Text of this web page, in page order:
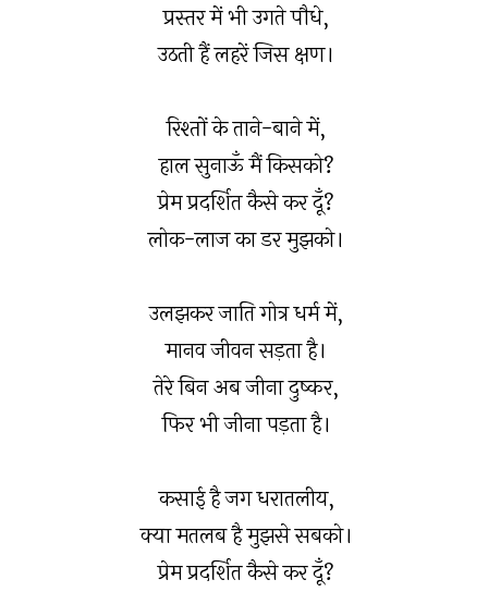
प्रस्तर में भी उगते पौधे,
उठती हैं लहरें जिस क्षण।
रिश्तों के ताने-बाने में,
हाल सुनाऊँ मैं किसको?
प्रेम प्रदर्शित कैसे कर दूँ?
लोक-लाज का डर मुझको।
उलझकर जाति गोत्र धर्म में,
मानव जीवन सड़ता है।
तेरे बिन अब जीना दुष्कर,
फिर भी जीना पड़ता है।
कसाई है जग धरातलीय,
क्या मतलब है मुझसे सबको।
प्रेम प्रदर्शित कैसे कर दूँ?